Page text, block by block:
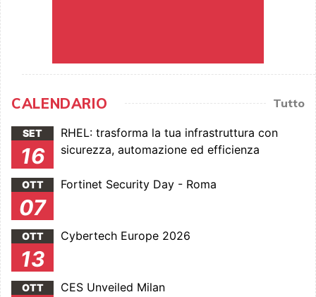
CALENDARIO Tutto
SET
16
RHEL: trasforma la tua infrastruttura con
sicurezza, automazione ed efficienza
OTT
07
Fortinet Security Day - Roma
OTT
13
Cybertech Europe 2026
OTT CES Unveiled Milan